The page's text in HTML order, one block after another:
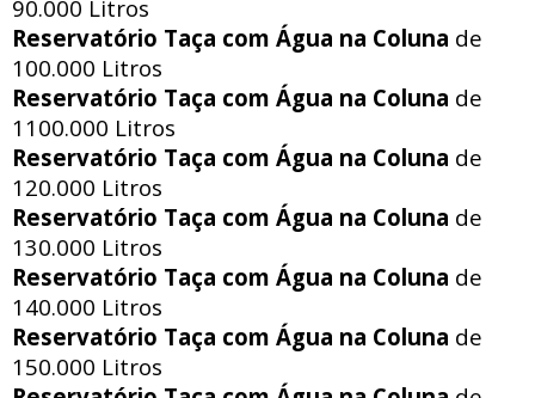
90.000 Litros
Reservatório Taça com Água na Coluna de
100.000 Litros
Reservatório Taça com Água na Coluna de
1100.000 Litros
Reservatório Taça com Água na Coluna de
120.000 Litros
Reservatório Taça com Água na Coluna de
130.000 Litros
Reservatório Taça com Água na Coluna de
140.000 Litros
Reservatório Taça com Água na Coluna de
150.000 Litros